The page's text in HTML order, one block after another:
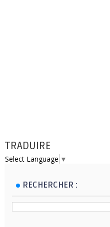
TRADUIRE
Select Language ▼
RECHERCHER :